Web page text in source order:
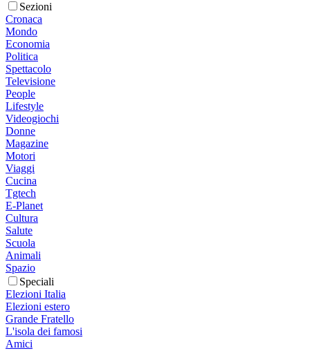
Sezioni
Cronaca
Mondo
Economia
Politica
Spettacolo
Televisione
People
Lifestyle
Videogiochi
Donne
Magazine
Motori
Viaggi
Cucina
Tgtech
E-Planet
Cultura
Salute
Scuola
Animali
Spazio
Speciali
Elezioni Italia
Elezioni estero
Grande Fratello
L'isola dei famosi
Amici